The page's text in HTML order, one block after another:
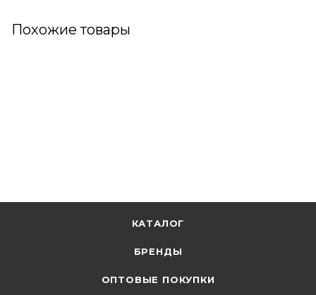
Похожие товары
КАТАЛОГ
БРЕНДЫ
ОПТОВЫЕ ПОКУПКИ